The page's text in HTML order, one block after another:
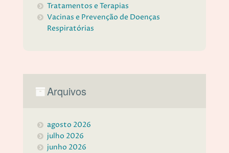
Tratamentos e Terapias
Vacinas e Prevenção de Doenças
Respiratórias
Arquivos
agosto 2026
julho 2026
junho 2026